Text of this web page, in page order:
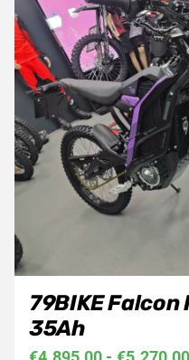
79BIKE Falcon
35Ah